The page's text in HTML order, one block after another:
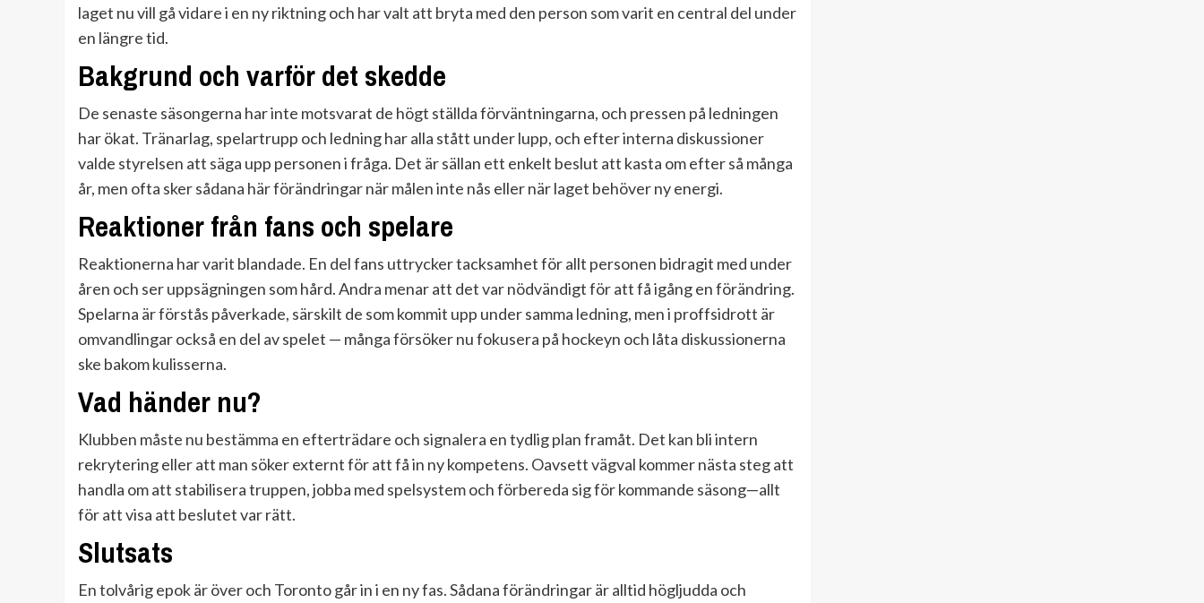
laget nu vill gå vidare i en ny riktning och har valt att bryta med den person som varit en central del under
en längre tid.
Bakgrund och varför det skedde
De senaste säsongerna har inte motsvarat de högt ställda förväntningarna, och pressen på ledningen
har ökat. Tränarlag, spelartrupp och ledning har alla stått under lupp, och efter interna diskussioner
valde styrelsen att säga upp personen i fråga. Det är sällan ett enkelt beslut att kasta om efter så många
år, men ofta sker sådana här förändringar när målen inte nås eller när laget behöver ny energi.
Reaktioner från fans och spelare
Reaktionerna har varit blandade. En del fans uttrycker tacksamhet för allt personen bidragit med under
åren och ser uppsägningen som hård. Andra menar att det var nödvändigt för att få igång en förändring.
Spelarna är förstås påverkade, särskilt de som kommit upp under samma ledning, men i proffsidrott är
omvandlingar också en del av spelet — många försöker nu fokusera på hockeyn och låta diskussionerna
ske bakom kulisserna.
Vad händer nu?
Klubben måste nu bestämma en efterträdare och signalera en tydlig plan framåt. Det kan bli intern
rekrytering eller att man söker externt för att få in ny kompetens. Oavsett vägval kommer nästa steg att
handla om att stabilisera truppen, jobba med spelsystem och förbereda sig för kommande säsong—allt
för att visa att beslutet var rätt.
Slutsats
En tolvårig epok är över och Toronto går in i en ny fas. Sådana förändringar är alltid högljudda och